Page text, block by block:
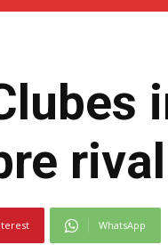
WhatsApp